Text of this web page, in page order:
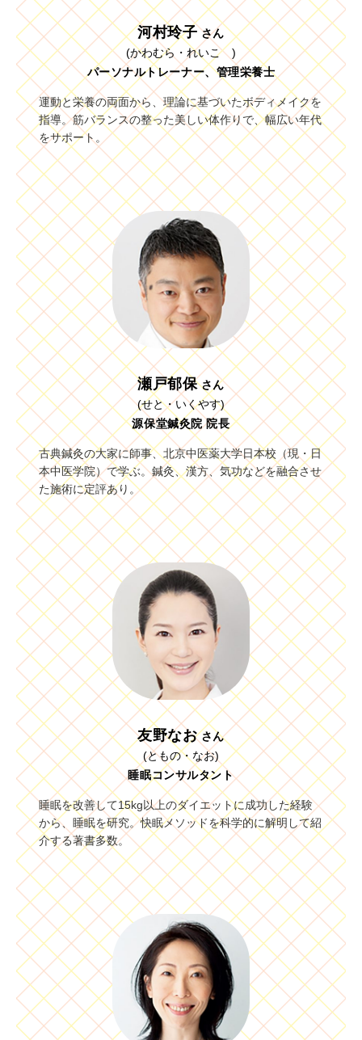
河村玲子 さん
(かわむら・れいこ )
パーソナルトレーナー、管理栄養士
運動と栄養の両面から、理論に基づいたボディメイクを
指導。筋バランスの整った美しい体作りで、幅広い年代
をサポート。
瀬戸郁保 さん
(せと・いくやす)
源保堂鍼灸院 院長
古典鍼灸の大家に師事、北京中医薬大学日本校（現・日
本中医学院）で学ぶ。鍼灸、漢方、気功などを融合させ
た施術に定評あり。
友野なお さん
(ともの・なお)
睡眠コンサルタント
睡眠を改善して15kg以上のダイエットに成功した経験
から、睡眠を研究。快眠メソッドを科学的に解明して紹
介する著書多数。